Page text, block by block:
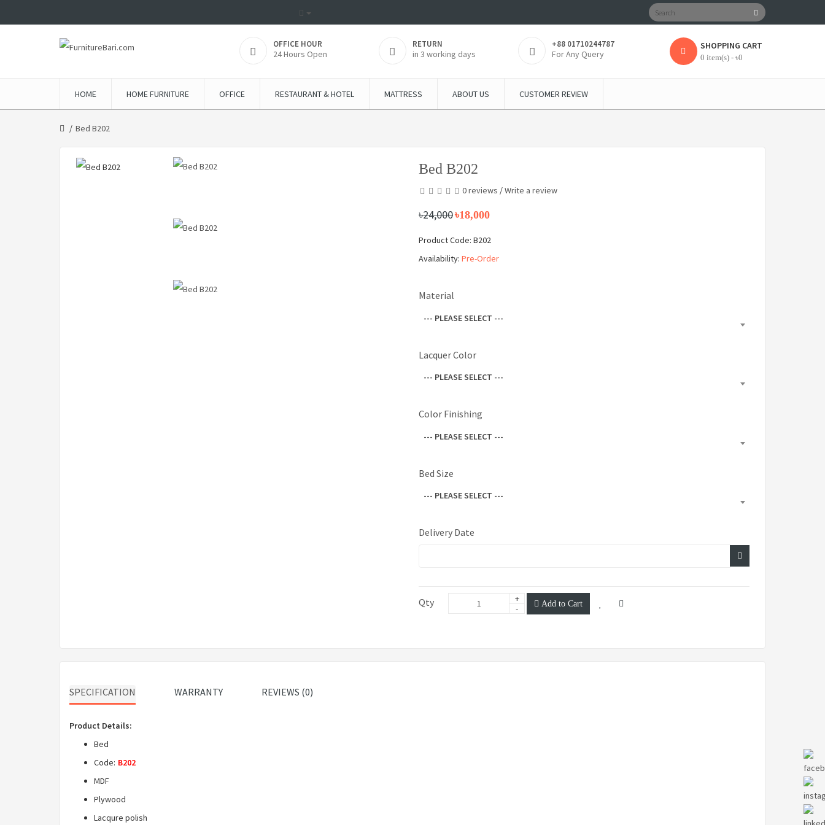
OFFICE HOUR
24 Hours Open
RETURN
in 3 working days
+88 01710244787
For Any Query
SHOPPING CART
0 item(s) - ৳0
HOME HOME FURNITURE OFFICE RESTAURANT & HOTEL MATTRESS ABOUT US CUSTOMER REVIEW
Bed B202
Bed B202
0 reviews /Write a review
৳24,000৳18,000
Product Code: B202
Availability: Pre-Order
Material
--- PLEASE SELECT ---
Lacquer Color
--- PLEASE SELECT ---
Color Finishing
--- PLEASE SELECT ---
Bed Size
--- PLEASE SELECT ---
Delivery Date
Qty Add to Cart
SPECIFICATION WARRANTY REVIEWS (0)
Product Details:
Bed
Code: B202
MDF
Plywood
Lacqure polish